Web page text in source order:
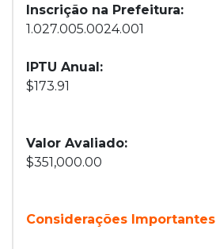
Inscrição na Prefeitura:
1.027.005.0024.001
IPTU Anual:
$173.91
Valor Avaliado:
$351,000.00
Considerações Importantes